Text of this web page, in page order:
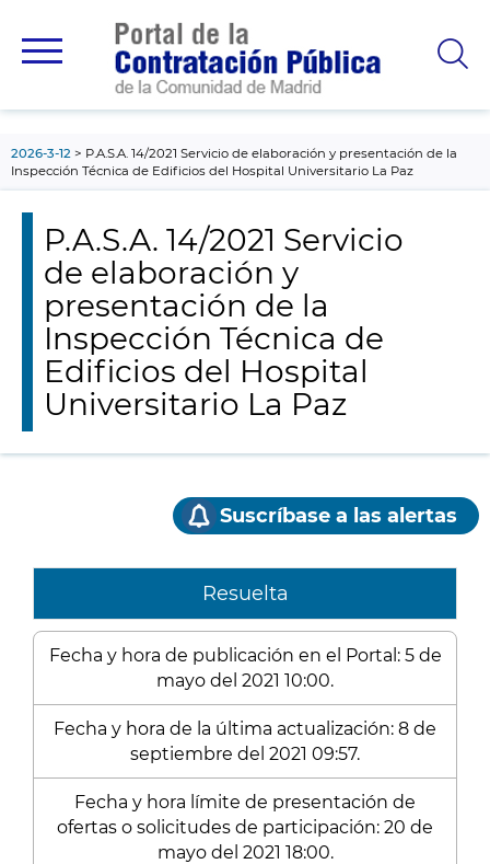
principal
2026-3-12
P.A.S.A. 14/2021 Servicio de elaboración y presentación de la
Inspección Técnica de Edificios del Hospital Universitario La Paz
P.A.S.A. 14/2021 Servicio
de elaboración y
presentación de la
Inspección Técnica de
Edificios del Hospital
Universitario La Paz
Suscríbase a las alertas
Resuelta
Fecha y hora de publicación en el Portal: 5 de
mayo del 2021 10:00.
Fecha y hora de la última actualización: 8 de
septiembre del 2021 09:57.
Fecha y hora límite de presentación de
ofertas o solicitudes de participación: 20 de
mayo del 2021 18:00.